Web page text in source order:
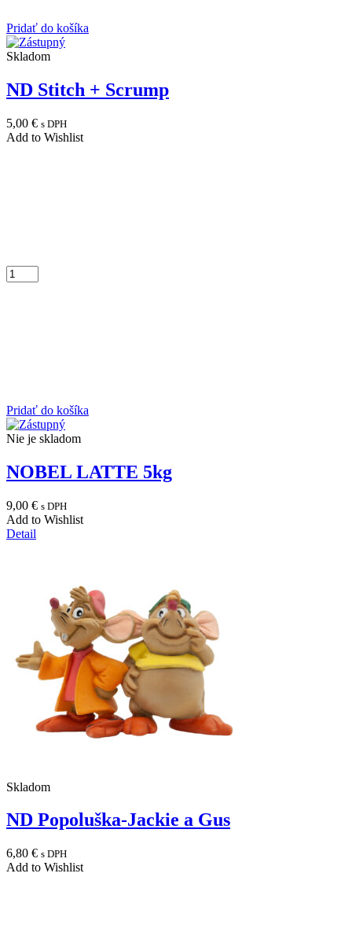
Pridať do košíka
Skladom
ND Stitch + Scrump
5,00 € s DPH
Add to Wishlist
Pridať do košíka
Nie je skladom
NOBEL LATTE 5kg
9,00 € s DPH
Add to Wishlist
Detail
Skladom
ND Popoluška-Jackie a Gus
6,80 € s DPH
Add to Wishlist